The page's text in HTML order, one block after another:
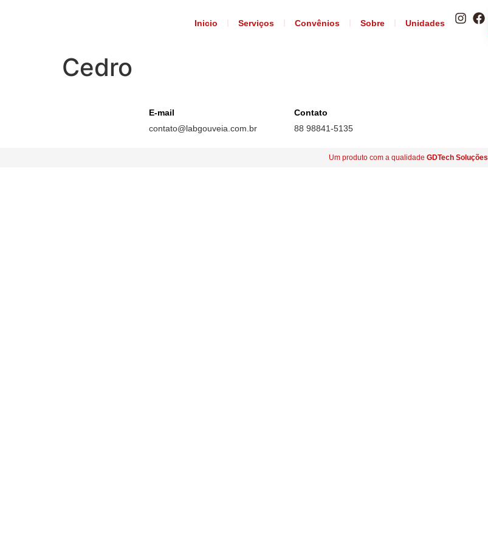
Inicio Serviços Convênios Sobre Unidades
Cedro
E-mail
contato@labgouveia.com.br
Contato
88 98841-5135
Um produto com a qualidade GDTech Soluções